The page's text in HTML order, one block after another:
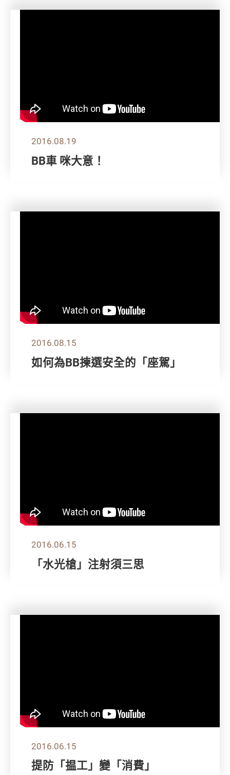
2016.08.19
BB車 咪大意！
2016.08.15
如何為BB揀選安全的「座駕」
2016.06.15
「水光槍」注射須三思
2016.06.15
提防「揾工」變「消費」